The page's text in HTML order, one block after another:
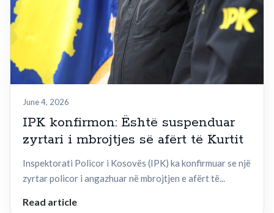
June 4, 2026
IPK konfirmon: Është suspenduar
zyrtari i mbrojtjes së afërt të Kurtit
Inspektorati Policor i Kosovës (IPK) ka konfirmuar se një
zyrtar policor i angazhuar në mbrojtjen e afërt të...
Read article